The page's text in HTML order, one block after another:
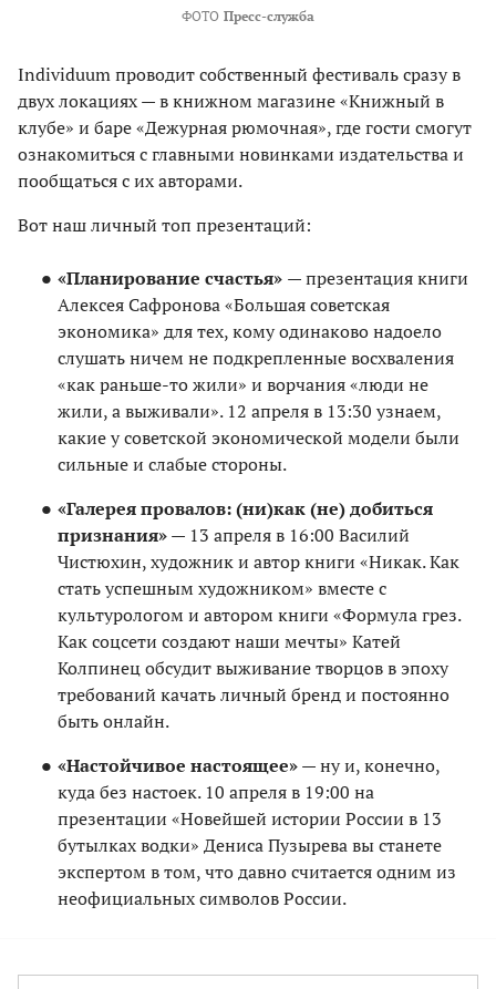
ФОТО Пресс-служба
Individuum проводит собственный фестиваль сразу в
двух локациях — в книжном магазине «Книжный в
клубе» и баре «Дежурная рюмочная», где гости смогут
ознакомиться с главными новинками издательства и
пообщаться с их авторами.
Вот наш личный топ презентаций:
«Планирование счастья» — презентация книги
Алексея Сафронова «Большая советская
экономика» для тех, кому одинаково надоело
слушать ничем не подкрепленные восхваления
«как раньше-то жили» и ворчания «люди не
жили, а выживали». 12 апреля в 13:30 узнаем,
какие у советской экономической модели были
сильные и слабые стороны.
«Галерея провалов: (ни)как (не) добиться
признания»— 13 апреля в 16:00 Василий
Чистюхин, художник и автор книги «Никак. Как
стать успешным художником» вместе с
культурологом и автором книги «Формула грез.
Как соцсети создают наши мечты» Катей
Колпинец обсудит выживание творцов в эпоху
требований качать личный бренд и постоянно
быть онлайн.
«Настойчивое настоящее»— ну и, конечно,
куда без настоек. 10 апреля в 19:00 на
презентации «Новейшей истории России в 13
бутылках водки» Дениса Пузырева вы станете
экспертом в том, что давно считается одним из
неофициальных символов России.